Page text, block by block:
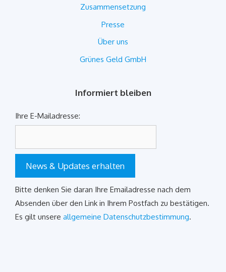
Zusammensetzung
Presse
Über uns
Grünes Geld GmbH
Informiert bleiben
Ihre E-Mailadresse:
News & Updates erhalten
Bitte denken Sie daran Ihre Emailadresse nach dem
Absenden über den Link in Ihrem Postfach zu bestätigen.
Es gilt unsere allgemeine Datenschutzbestimmung.